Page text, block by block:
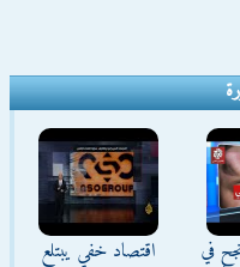
في
اقتصاد خفي يبتلع